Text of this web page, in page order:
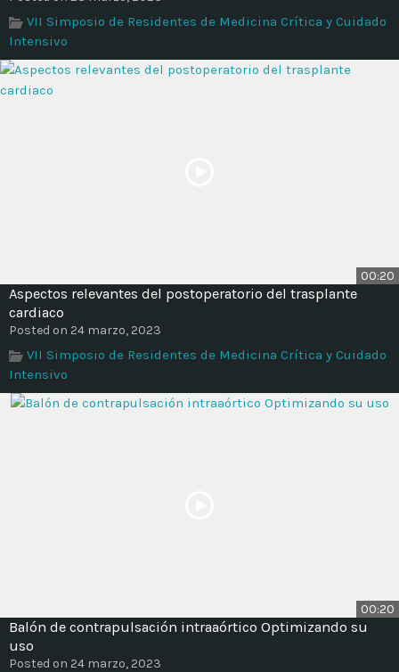
Time
VII Simposio de Residentes de Medicina Crítica y Cuidado
Intensivo
00:20
Aspectos relevantes del postoperatorio del trasplante
cardiaco
Posted on 24 marzo, 2023
VII Simposio de Residentes de Medicina Crítica y Cuidado
Intensivo
00:20
Balón de contrapulsación intraaórtico Optimizando su
uso
Posted on 24 marzo, 2023